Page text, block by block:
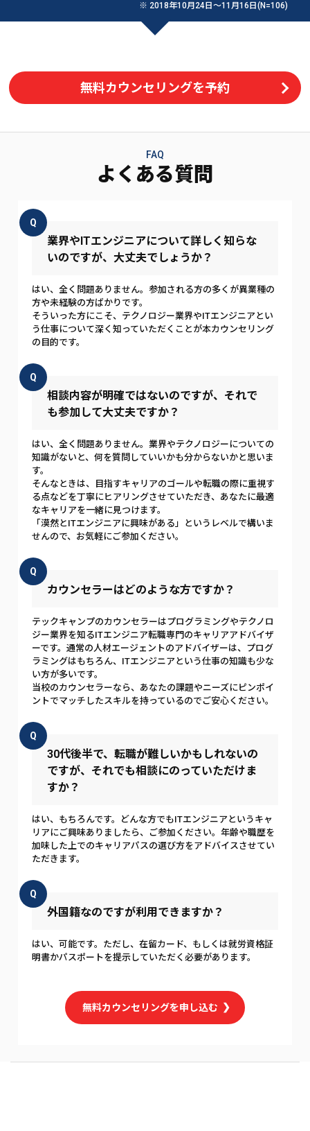
※ 2018年10月24日〜11月16日(N=106)
無料カウンセリングを予約
FAQ
よくある質問
Q
業界やITエンジニアについて詳しく知らな
いのですが、大丈夫でしょうか？
はい、全く問題ありません。参加される方の多くが異業種の
方や未経験の方ばかりです。
そういった方にこそ、テクノロジー業界やITエンジニアとい
う仕事について深く知っていただくことが本カウンセリング
の目的です。
Q
相談内容が明確ではないのですが、それで
も参加して大丈夫ですか？
はい、全く問題ありません。業界やテクノロジーについての
知識がないと、何を質問していいかも分からないかと思いま
す。
そんなときは、目指すキャリアのゴールや転職の際に重視す
る点などを丁寧にヒアリングさせていただき、あなたに最適
なキャリアを一緒に見つけます。
「漠然とITエンジニアに興味がある」というレベルで構いま
せんので、お気軽にご参加ください。
Q
カウンセラーはどのような方ですか？
テックキャンプのカウンセラーはプログラミングやテクノロ
ジー業界を知るITエンジニア転職専門のキャリアアドバイザ
ーです。通常の人材エージェントのアドバイザーは、プログ
ラミングはもちろん、ITエンジニアという仕事の知識も少な
い方が多いです。
当校のカウンセラーなら、あなたの課題やニーズにピンポイ
ントでマッチしたスキルを持っているのでご安心ください。
Q
30代後半で、転職が難しいかもしれないの
ですが、それでも相談にのっていただけま
すか？
はい、もちろんです。どんな方でもITエンジニアというキャ
リアにご興味ありましたら、ご参加ください。年齢や職歴を
加味した上でのキャリアパスの選び方をアドバイスさせてい
ただきます。
Q
外国籍なのですが利用できますか？
はい、可能です。ただし、在留カード、もしくは就労資格証
明書かパスポートを提示していただく必要があります。
無料カウンセリングを申し込む